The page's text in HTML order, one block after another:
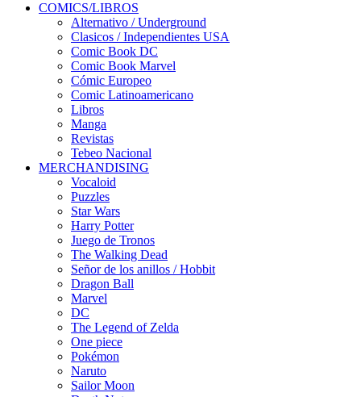
COMICS/LIBROS
Alternativo / Underground
Clasicos / Independientes USA
Comic Book DC
Comic Book Marvel
Cómic Europeo
Comic Latinoamericano
Libros
Manga
Revistas
Tebeo Nacional
MERCHANDISING
Vocaloid
Puzzles
Star Wars
Harry Potter
Juego de Tronos
The Walking Dead
Señor de los anillos / Hobbit
Dragon Ball
Marvel
DC
The Legend of Zelda
One piece
Pokémon
Naruto
Sailor Moon